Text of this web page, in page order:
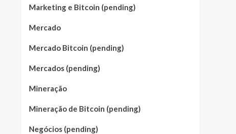
Marketing e Bitcoin (pending)
Mercado
Mercado Bitcoin (pending)
Mercados (pending)
Mineração
Mineração de Bitcoin (pending)
Negócios (pending)